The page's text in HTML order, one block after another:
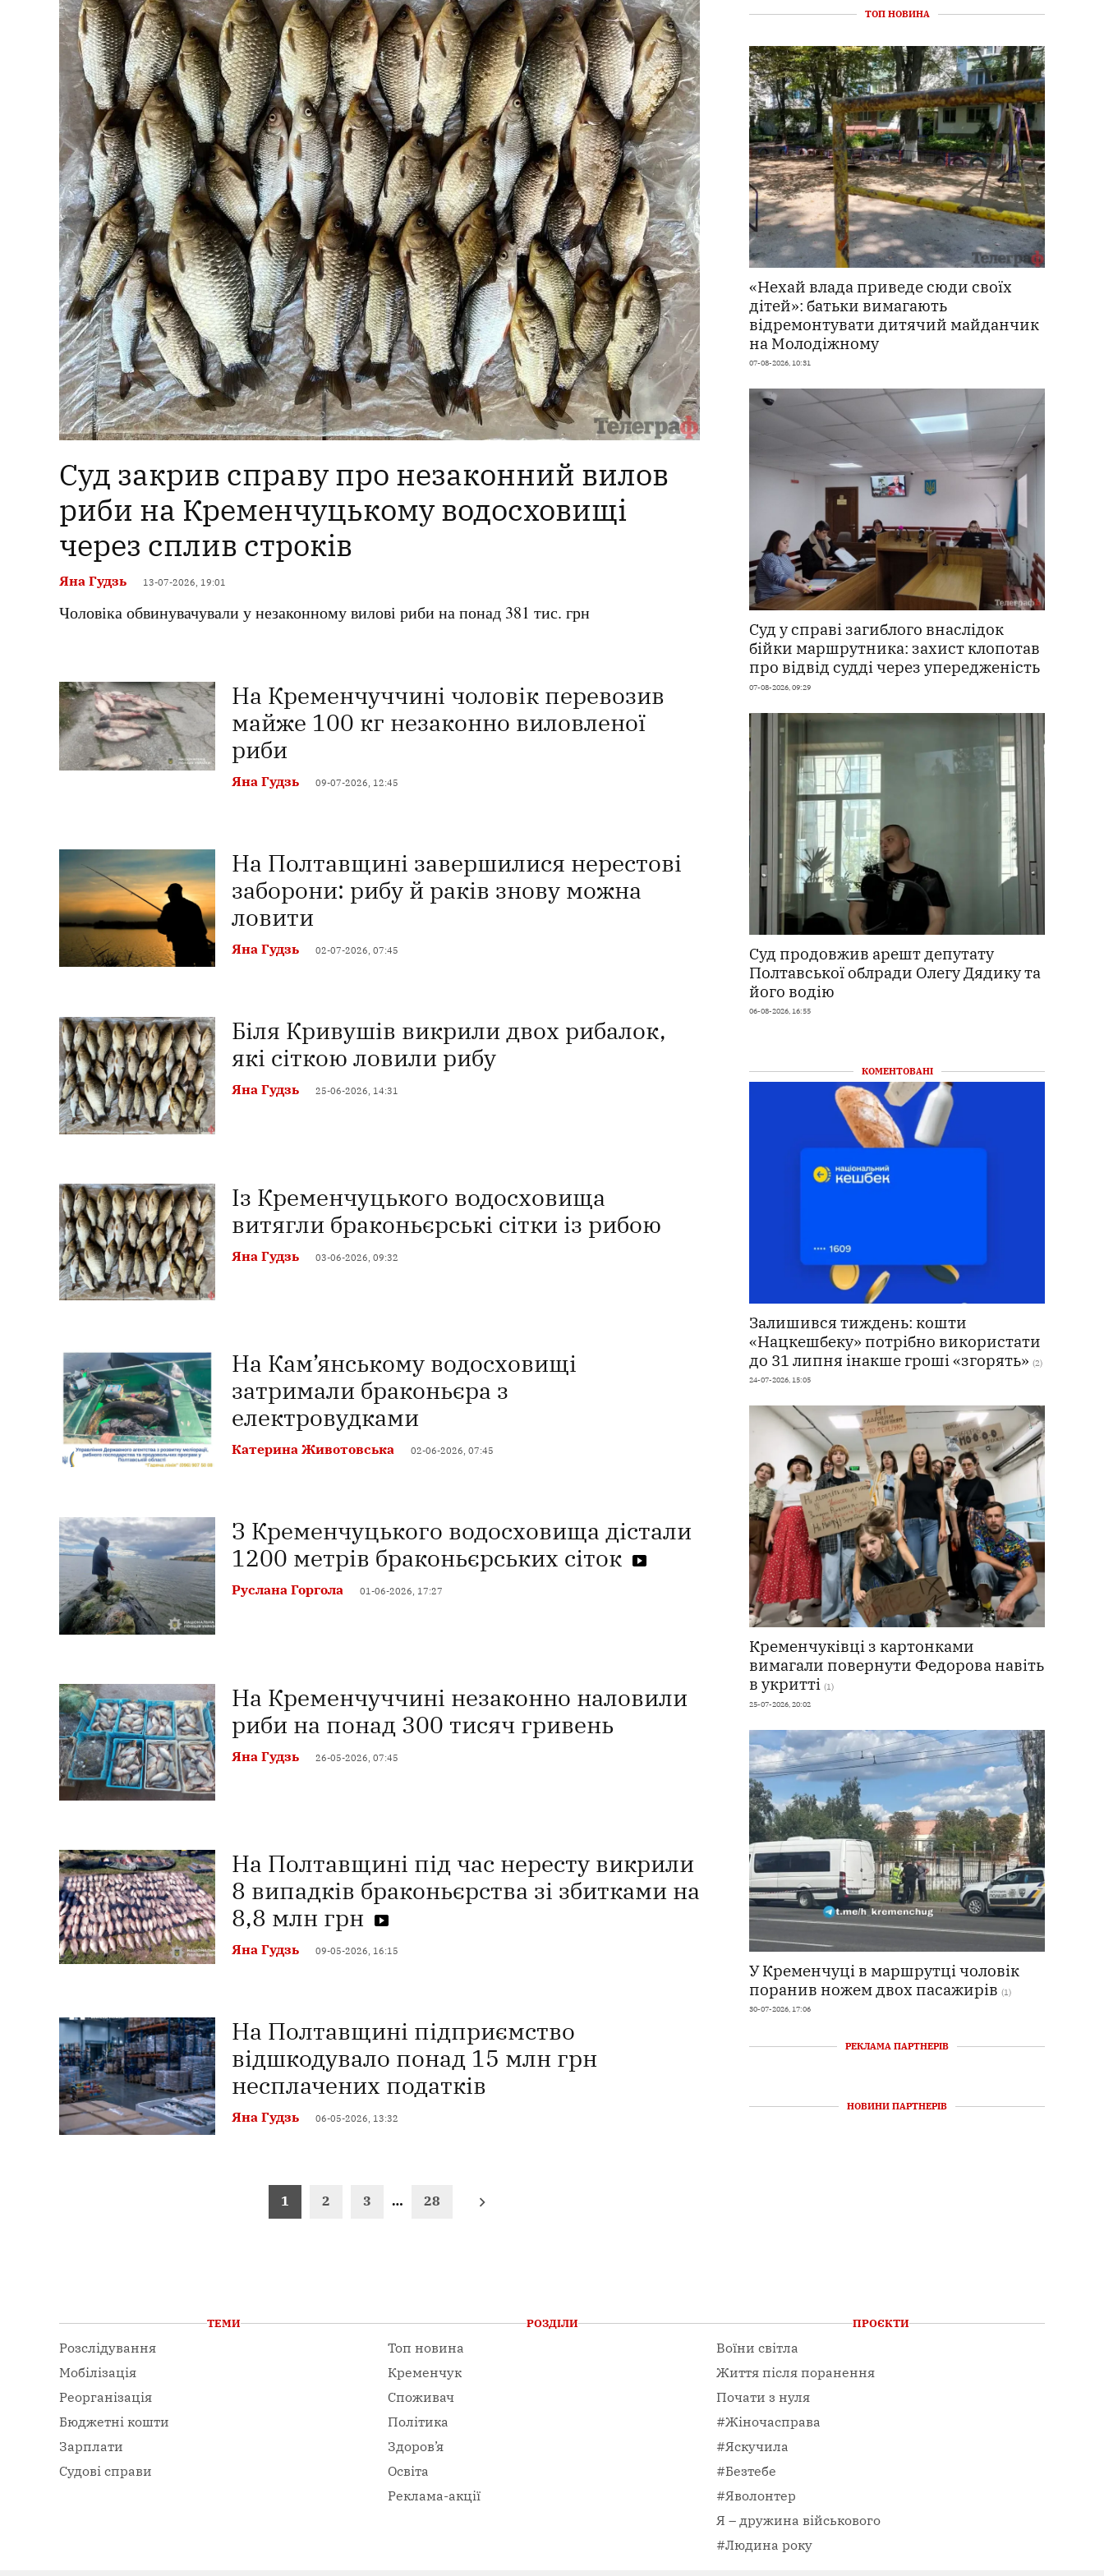
Суд закрив справу про незаконний вилов
риби на Кременчуцькому водосховищі
через сплив строків
Яна Гудзь 13-07-2026, 19:01
Чоловіка обвинувачували у незаконному вилові риби на понад 381 тис. грн
На Кременчуччині чоловік перевозив
майже 100 кг незаконно виловленої
риби
Яна Гудзь 09-07-2026, 12:45
На Полтавщині завершилися нерестові
заборони: рибу й раків знову можна
ловити
Яна Гудзь 02-07-2026, 07:45
Біля Кривушів викрили двох рибалок,
які сіткою ловили рибу
Яна Гудзь 25-06-2026, 14:31
Із Кременчуцького водосховища
витягли браконьєрські сітки із рибою
Яна Гудзь 03-06-2026, 09:32
На Кам’янському водосховищі
затримали браконьєра з
електровудками
Катерина Животовська 02-06-2026, 07:45
З Кременчуцького водосховища дістали
1200 метрів браконьєрських сіток
Руслана Горгола 01-06-2026, 17:27
На Кременчуччині незаконно наловили
риби на понад 300 тисяч гривень
Яна Гудзь 26-05-2026, 07:45
На Полтавщині під час нересту викрили
8 випадків браконьєрства зі збитками на
8,8 млн грн
Яна Гудзь 09-05-2026, 16:15
На Полтавщині підприємство
відшкодувало понад 15 млн грн
несплачених податків
Яна Гудзь 06-05-2026, 13:32
1 2 3 … 28
ТОП НОВИНА
«Нехай влада приведе сюди своїх
дітей»: батьки вимагають
відремонтувати дитячий майданчик
на Молодіжному
07-08-2026, 10:31
Суд у справі загиблого внаслідок
бійки маршрутника: захист клопотав
про відвід судді через упередженість
07-08-2026, 09:29
Суд продовжив арешт депутату
Полтавської облради Олегу Дядику та
його водію
06-08-2026, 16:55
КОМЕНТОВАНІ
Залишився тиждень: кошти
«Нацкешбеку» потрібно використати
до 31 липня інакше гроші «згорять» (2)
24-07-2026, 15:05
Кременчуківці з картонками
вимагали повернути Федорова навіть
в укритті (1)
25-07-2026, 20:02
У Кременчуці в маршрутці чоловік
поранив ножем двох пасажирів (1)
30-07-2026, 17:06
РЕКЛАМА ПАРТНЕРІВ
НОВИНИ ПАРТНЕРІВ
ТЕМИ
Розслідування
Мобілізація
Реорганізація
Бюджетні кошти
Зарплати
Судові справи
РОЗДІЛИ
Топ новина
Кременчук
Споживач
Політика
Здоров’я
Освіта
Реклама-акції
ПРОЄКТИ
Воїни світла
Життя після поранення
Почати з нуля
#Жіночасправа
#Яскучила
#Безтебе
#Яволонтер
Я – дружина військового
#Людина року